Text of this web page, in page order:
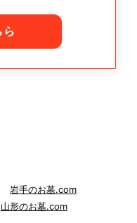
岩手のお墓.com
山形のお墓.com